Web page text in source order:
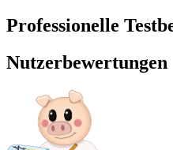
Professionelle
Nutzerbewertungen